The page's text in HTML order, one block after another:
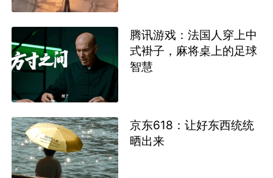
腾讯游戏：法国人穿上中
式褂子，麻将桌上的足球
智慧
京东618：让好东西统统
晒出来